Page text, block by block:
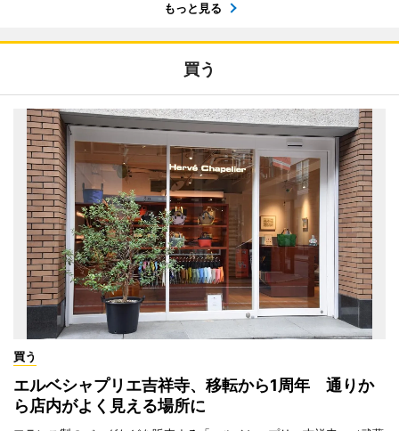
もっと見る
買う
買う
エルベシャプリエ吉祥寺、移転から1周年 通りか
ら店内がよく見える場所に